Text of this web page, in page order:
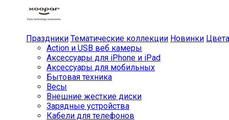
Праздники Тематические коллекции Новинки Цвета
Action и USB веб камеры
Аксессуары для iPhone и iPad
Аксессуары для мобильных
Бытовая техника
Весы
Внешние жесткие диски
Зарядные устройства
Кабели для телефонов